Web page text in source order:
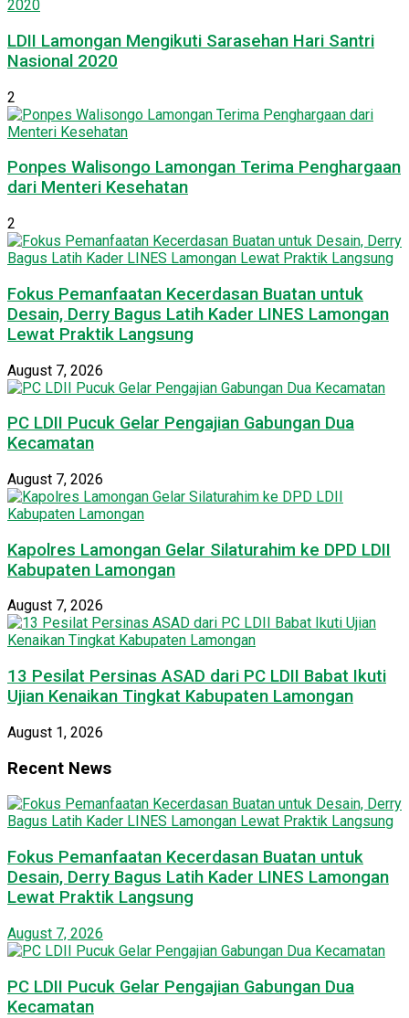
LDII Lamongan Mengikuti Sarasehan Hari Santri
Nasional 2020
2
Ponpes Walisongo Lamongan Terima Penghargaan
dari Menteri Kesehatan
2
Fokus Pemanfaatan Kecerdasan Buatan untuk
Desain, Derry Bagus Latih Kader LINES Lamongan
Lewat Praktik Langsung
August 7, 2026
PC LDII Pucuk Gelar Pengajian Gabungan Dua
Kecamatan
August 7, 2026
Kapolres Lamongan Gelar Silaturahim ke DPD LDII
Kabupaten Lamongan
August 7, 2026
13 Pesilat Persinas ASAD dari PC LDII Babat Ikuti
Ujian Kenaikan Tingkat Kabupaten Lamongan
August 1, 2026
Recent News
Fokus Pemanfaatan Kecerdasan Buatan untuk
Desain, Derry Bagus Latih Kader LINES Lamongan
Lewat Praktik Langsung
August 7, 2026
PC LDII Pucuk Gelar Pengajian Gabungan Dua
Kecamatan